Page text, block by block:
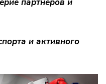
партнеров и
и активного